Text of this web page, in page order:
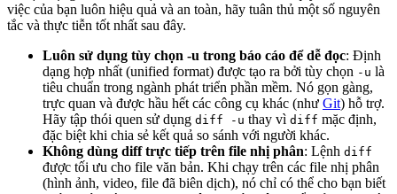
việc của bạn luôn hiệu quả và an toàn, hãy tuân thủ một số nguyên
tắc và thực tiễn tốt nhất sau đây.
Luôn sử dụng tùy chọn -u trong báo cáo để dễ đọc: Định
dạng hợp nhất (unified format) được tạo ra bởi tùy chọn -u là
tiêu chuẩn trong ngành phát triển phần mềm. Nó gọn gàng,
trực quan và được hầu hết các công cụ khác (như Git) hỗ trợ.
Hãy tập thói quen sử dụng diff -u thay vì diff mặc định,
đặc biệt khi chia sẻ kết quả so sánh với người khác.
Không dùng diff trực tiếp trên file nhị phân: Lệnh diff
được tối ưu cho file văn bản. Khi chạy trên các file nhị phân
(hình ảnh, video, file đã biên dịch), nó chỉ có thể cho bạn biết